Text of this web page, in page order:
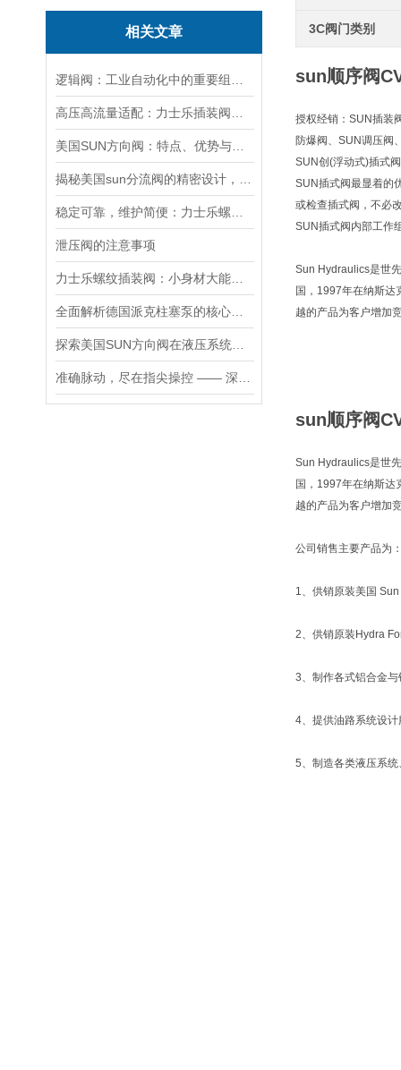
相关文章
泄压阀的注意事项
3C阀门类别
sun顺序阀
授权经销：SUN插装
防爆阀、SUN调压阀
SUN创(浮动式)插式
SUN插式阀最显着的
或检查插式阀，不必
SUN插式阀内部工作
Sun Hydraulics是世
国，1997年在纳斯达
越的产品为客户增加
sun顺序阀
Sun Hydraulics是世
国，1997年在纳斯达
越的产品为客户增加
公司销售主要产品为
1、供销原装美国
2、供销原装Hydra
3、制作各式铝合金与
4、提供油路系统设
5、制造各类液压系